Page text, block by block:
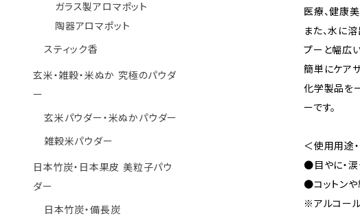
医療、健康
また、水に
プーと幅広
簡単にケア
化学製品を
ーです。
＜使用用途
●目やに・涙
●コットンや
※アルコール
ガラス製アロマポット
陶器アロマポット
スティック香
玄米・雑穀・米ぬか 究極のパウダ
ー
玄米パウダー・米ぬかパウダー
雑穀米パウダー
日本竹炭・日本果皮 美粒子パウ
ダー
日本竹炭・備長炭